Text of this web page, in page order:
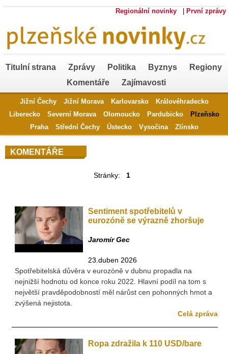
Regionální novinky První zprávy
Titulní strana Zprávy Politika Byznys
Regiony
Komentáře
Zajímavosti
Jižní Čechy Jižní Morava Karlovarsko
Královéhradecko
Liberecko
Severní Morava Olomoucko Pardubicko
Plzeňsko
Praha
Střední Čechy Ústecko Vysočina Zlínsko
KOMENTÁŘE
Stránky: 1
Sentiment spotřebitelů v
eurozóně se výrazně zhoršuje
Jaromír Gec
23.duben 2026
Spotřebitelská důvěra v eurozóně v dubnu propadla na
nejnižší hodnotu od konce roku 2022. Hlavní podíl na tom s
největší pravděpodobností měl nárůst cen pohonných hmot a
zvýšená nejistota.
Celá zpráva
Ropa zdražila k 110 USD/bare